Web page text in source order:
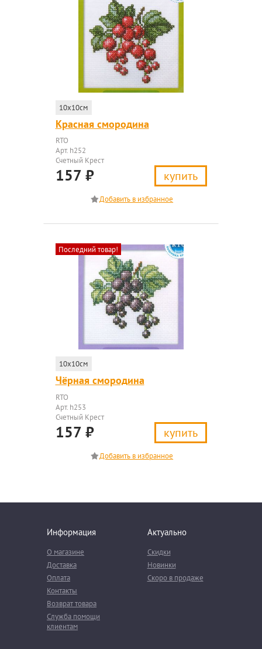
10x10см
Красная смородина
RTO
Арт. h252
Счетный Крест
157 ₽ купить
Последний товар!
10x10см
Чёрная смородина
RTO
Арт. h253
Счетный Крест
157 ₽ купить
Информация
О магазине
Доставка
Оплата
Контакты
Возврат товара
Служба помощи
клиентам
Актуально
Скидки
Новинки
Скоро в продаже